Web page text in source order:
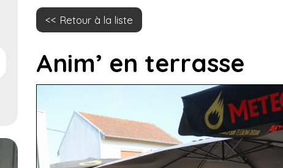
Retour à la liste
Anim’ en terrasse